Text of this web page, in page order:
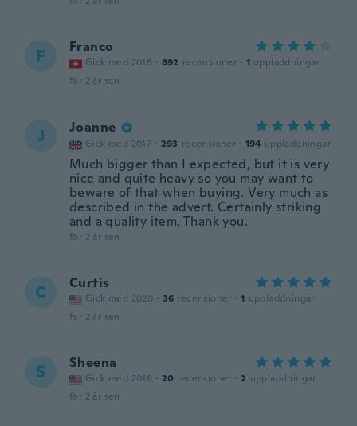
F Franco
Gick med 2016 · 892 recensioner · 1 uppladdningar
för 2 år sen
J Joanne
Gick med 2017 · 293 recensioner · 194 uppladdningar
Much bigger than I expected, but it is very
nice and quite heavy so you may want to
beware of that when buying. Very much as
described in the advert. Certainly striking
and a quality item. Thank you.
för 2 år sen
C Curtis
Gick med 2020 · 36 recensioner · 1 uppladdningar
för 2 år sen
S Sheena
Gick med 2016 · 20 recensioner · 2 uppladdningar
för 2 år sen